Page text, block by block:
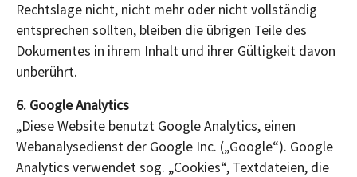
Rechtslage nicht, nicht mehr oder nicht vollständig
entsprechen sollten, bleiben die übrigen Teile des
Dokumentes in ihrem Inhalt und ihrer Gültigkeit davon
unberührt.
6. Google Analytics
„Diese Website benutzt Google Analytics, einen
Webanalysedienst der Google Inc. („Google“). Google
Analytics verwendet sog. „Cookies“, Textdateien, die